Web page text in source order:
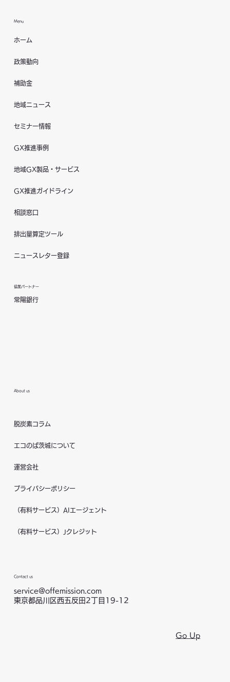
Menu
ホーム
政策動向
補助金
地域ニュース
セミナー情報
GX推進事例
地域GX製品・サービス
GX推進ガイドライン
相談窓口
排出量算定ツール
ニュースレター登録
協業パートナー
常陽銀行
About us
脱炭素コラム
エコのば茨城について
運営会社
プライバシーポリシー
（有料サービス）AIエージェント
（有料サービス）Jクレジット
Contact us
service@offemission.com
東京都品川区西五反田2丁目19-12
Go Up